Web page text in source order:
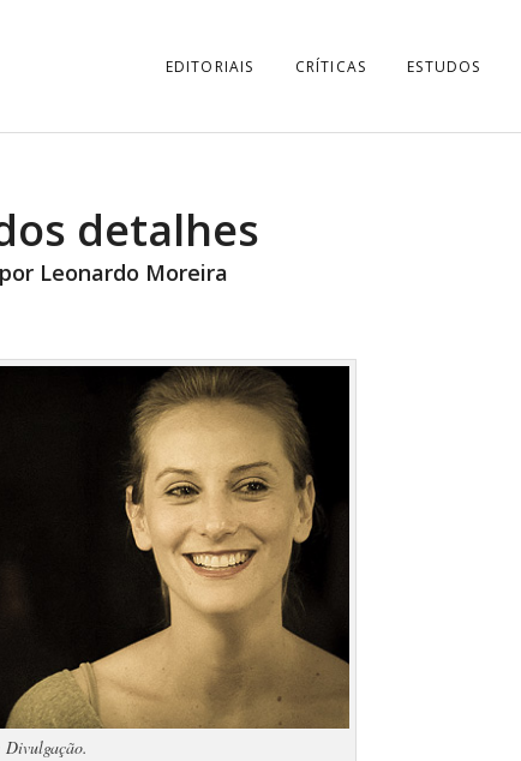
EDITORIAIS CRÍTICAS ESTUDOS
detalhes
Leonardo Moreira